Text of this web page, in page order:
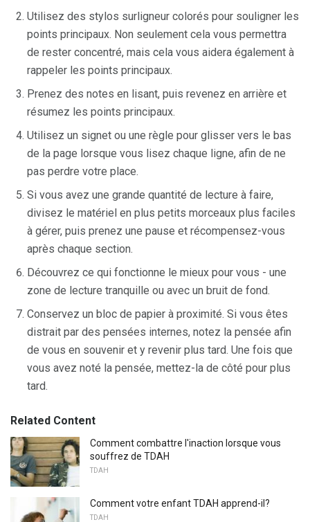
Utilisez des stylos surligneur colorés pour souligner les
points principaux. Non seulement cela vous permettra
de rester concentré, mais cela vous aidera également à
rappeler les points principaux.
Prenez des notes en lisant, puis revenez en arrière et
résumez les points principaux.
Utilisez un signet ou une règle pour glisser vers le bas
de la page lorsque vous lisez chaque ligne, afin de ne
pas perdre votre place.
Si vous avez une grande quantité de lecture à faire,
divisez le matériel en plus petits morceaux plus faciles
à gérer, puis prenez une pause et récompensez-vous
après chaque section.
Découvrez ce qui fonctionne le mieux pour vous - une
zone de lecture tranquille ou avec un bruit de fond.
Conservez un bloc de papier à proximité. Si vous êtes
distrait par des pensées internes, notez la pensée afin
de vous en souvenir et y revenir plus tard. Une fois que
vous avez noté la pensée, mettez-la de côté pour plus
tard.
Related Content
Comment combattre l'inaction lorsque vous
souffrez de TDAH
TDAH
Comment votre enfant TDAH apprend-il?
TDAH